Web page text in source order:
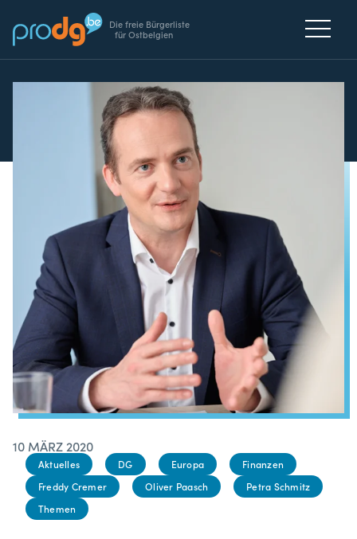
Die freie Bürgerliste
für Ostbelgien
10 MÄRZ 2020
Aktuelles DG Europa
Finanzen
Freddy Cremer
Oliver Paasch
Petra Schmitz
Themen